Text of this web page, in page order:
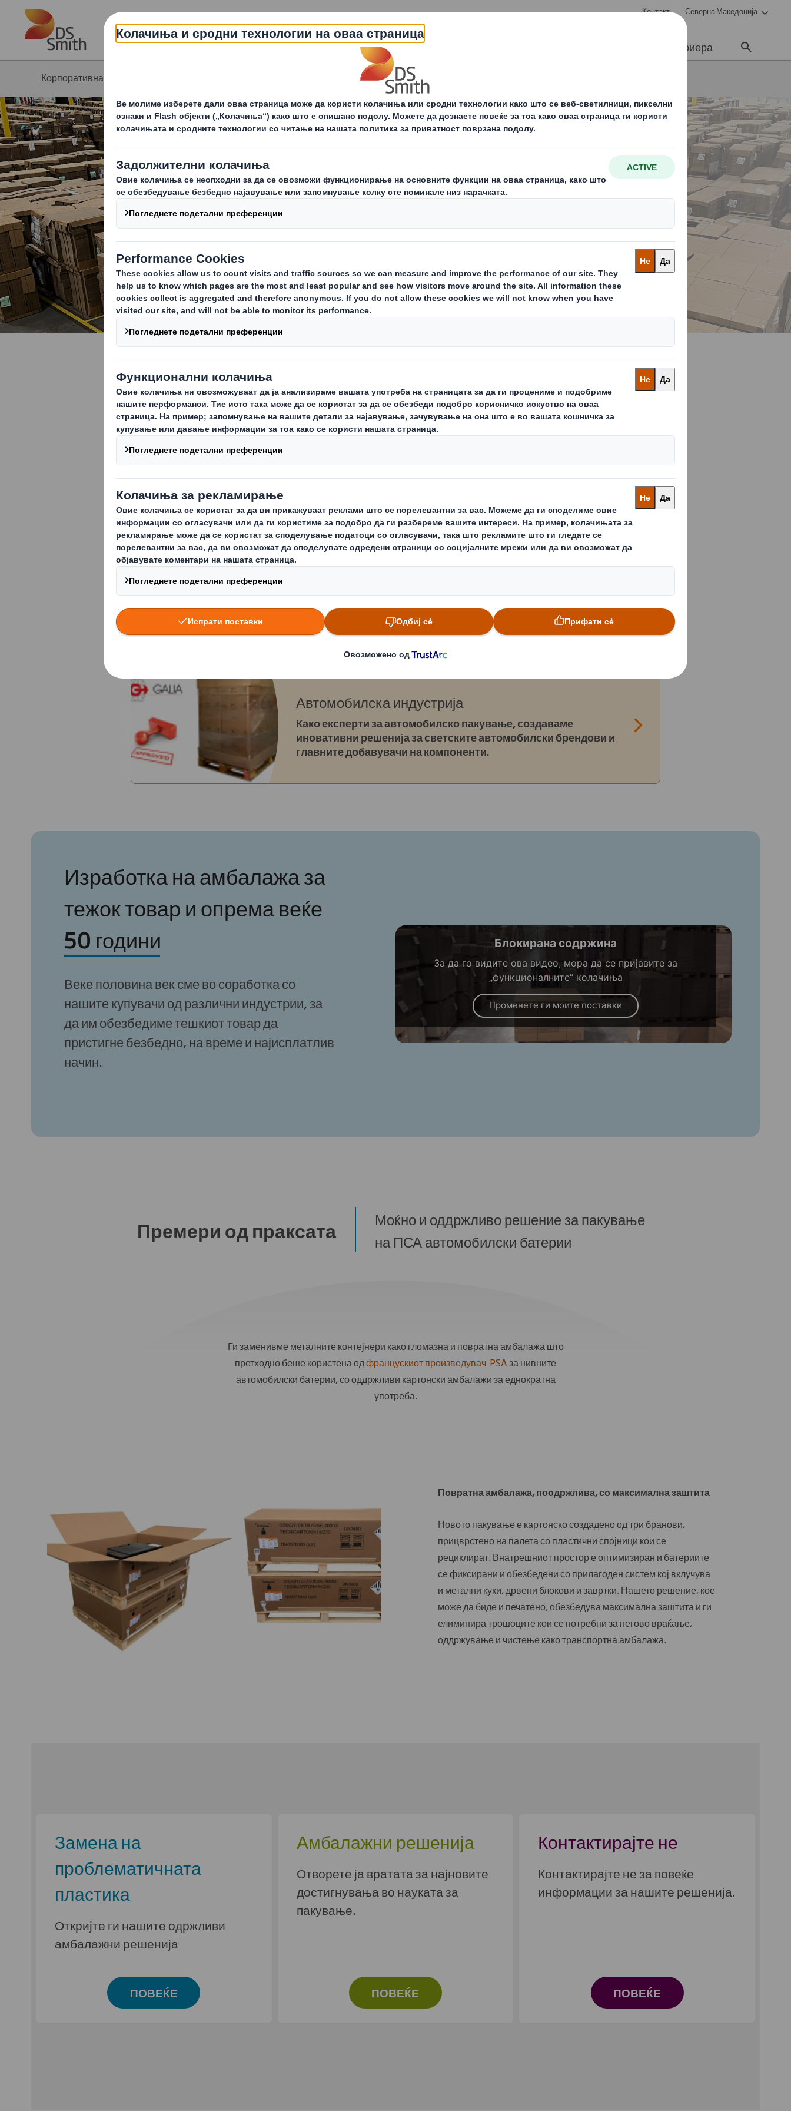
Skip to main content Контакт Северна Македонија
За нас Понуда Одржливост Кариера
Корпоративна страна Амбалажа за тежок товар
Амбалажа за тежок товар
Картонска амбалажа за складирање и транспорт на тежок
товар или опрема.
Овие наши оддржливи решенија се одлични за заштита, манипулација и транспорт за производи со голема
тежина и слична опрема. Сите решенија се едноставни за употреба и може да се приспособат согласно вашите
барања.
Експертиза за автомобилска индустрија
Автомобилска индустрија
Како експерти за автомобилско пакување, создаваме
иновативни решенија за светските автомобилски брендови и
главните добавувачи на компоненти.
Блокирана содржина
За да го видите ова видео, мора да се пријавите за
„функционалните“ колачиња
Променете ги моите поставки
Изработка на амбалажа за
тежок товар и опрема веќе
50 години
Веке половина век сме во соработка со
нашите купувачи од различни индустрии, за
да им обезбедиме тешкиот товар да
пристигне безбедно, на време и најисплатлив
начин.
Премери од праксата
Моќно и оддржливо решение за пакување
на ПСА автомобилски батерии
Ги заменивме металните контејнери како гломазна и повратна амбалажа што
претходно беше користена одфранцускиот произведувач PSAза нивните
автомобилски батерии, со оддржливи картонски амбалажи за еднократна
употреба.
Повратна амбалажа, поодржлива, со максимална заштита
Новото пакување е картонско создадено од три бранови,
прицврстено на палета со пластични спојници кои се
рециклират. Внатрешниот простор е оптимизиран и батериите
се фиксирани и обезбедени со прилагоден систем кој вклучува
и метални куки, дрвени блокови и завртки. Нашето решение, кое
може да биде и печатено, обезбедува максимална заштита и ги
елиминира трошоците кои се потребни за негово враќање,
оддржување и чистење како транспортна амбалажа.
Замена на
проблематичната
пластика
Откријте ги нашите одржливи
амбалажни решенија
ПОВЕЌЕ
Амбалажни решенија
Отворете ја вратата за најновите
достигнувања во науката за
пакување.
ПОВЕЌЕ
Контактирајте не
Контактирајте не за повеќе
информации за нашите решенија.
ПОВЕЌЕ